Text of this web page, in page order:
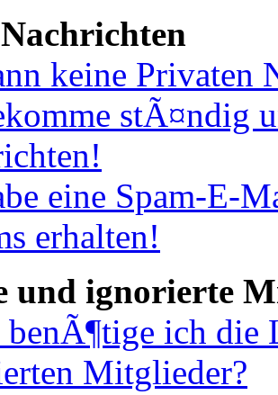
keine Privaten
stÃ¤ndig
eine Spam-E-
erhalten!
und ignorierte
benÃ¶tige ich die
Mitglieder?